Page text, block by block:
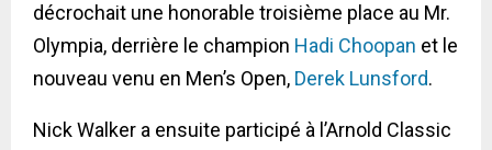
décrochait une honorable troisième place au Mr.
Olympia, derrière le champion Hadi Choopan et le
nouveau venu en Men’s Open, Derek Lunsford.
Nick Walker a ensuite participé à l’Arnold Classic